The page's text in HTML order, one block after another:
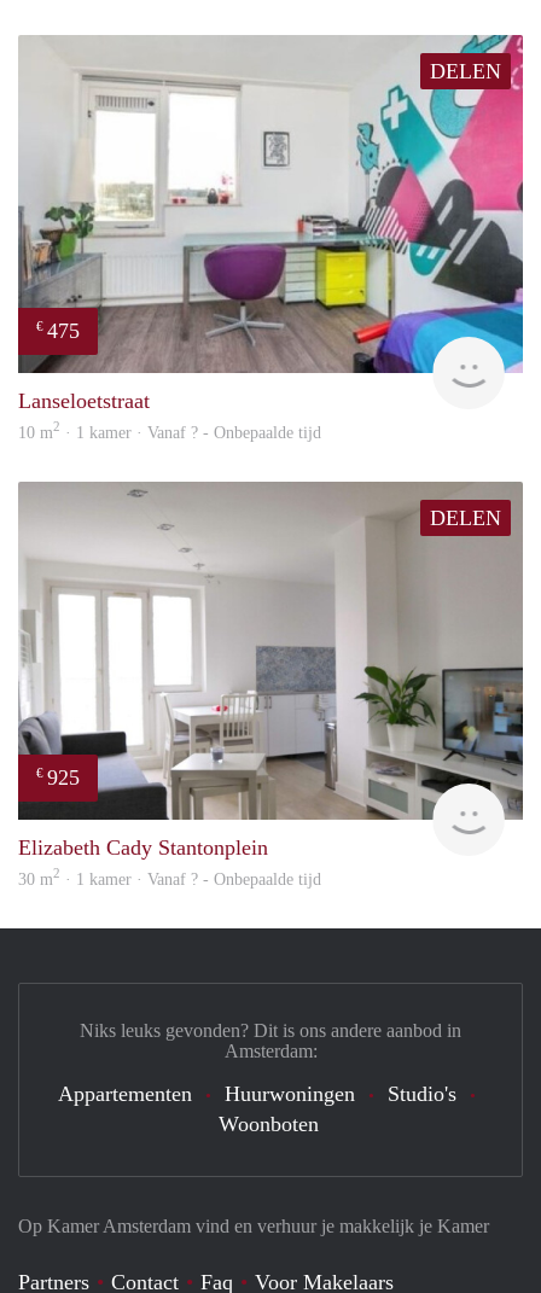
DELEN
€ 475
Lanseloetstraat
10 m2 · 1 kamer · Vanaf ? - Onbepaalde tijd
DELEN
€ 925
Elizabeth Cady Stantonplein
30 m2 · 1 kamer · Vanaf ? - Onbepaalde tijd
Op Kamer Amsterdam vind en verhuur je makkelijk je Kamer
Partners Contact Faq Voor Makelaars
Niks leuks gevonden? Dit is ons andere aanbod in
Amsterdam:
Appartementen Huurwoningen
Studio's
Woonboten